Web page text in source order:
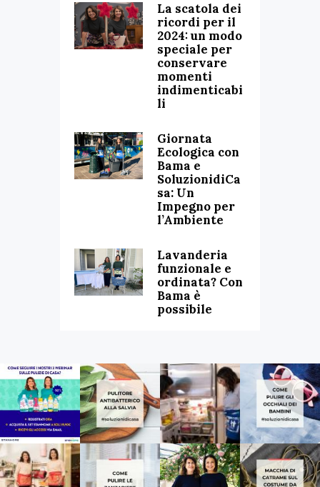
La scatola dei
ricordi per il
2024: un modo
speciale per
conservare
momenti
indimenticabi
li
Giornata
Ecologica con
Bama e
SoluzionidiCa
sa: Un
Impegno per
l’Ambiente
Lavanderia
funzionale e
ordinata? Con
Bama è
possibile